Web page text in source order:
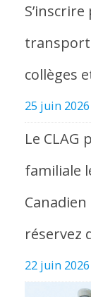
collèges
25 juin 2026
Le CLAG
familiale
réservez
22 juin 2026